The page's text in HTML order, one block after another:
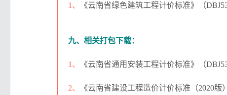
1、 《云南省绿色建筑工程计价标准》（
九、相关打包下载：
1、 《云南省通用安装工程计价标准》（
2、 《云南省建设工程造价计价标准（2020